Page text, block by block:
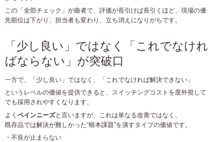
この「全部チェック」が曲者で、評価が長引けば長引くほど、現場の優
先順位は下がり、担当者も変わり、立ち消えになりがちです。
「少し良い」ではなく「これでなけれ
ばならない」が突破口
一方で、「少し良い」ではなく、「これでなければ解決できない」
というレベルの価値を提供できると、スイッチングコストを度外視して
でも採用されやすくなります。
よく ペインニーズと言いますが、これは単なる改善ではなく、
既存品では解決が難しかった“根本課題”を潰すタイプの価値です。
・不良が止まらない